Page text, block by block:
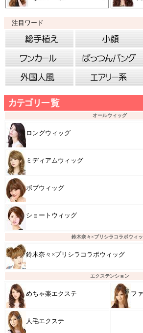
注目ワード
オールウィッグ
ロングウィッグ
ミディアムウィッグ
ボブウィッグ
ショートウィッグ
鈴木奈々×プリシラコラボウィ
鈴木奈々×プリシラコラボウィッグ
エクステンション
めちゃ楽エクステ フ
人毛エクステ